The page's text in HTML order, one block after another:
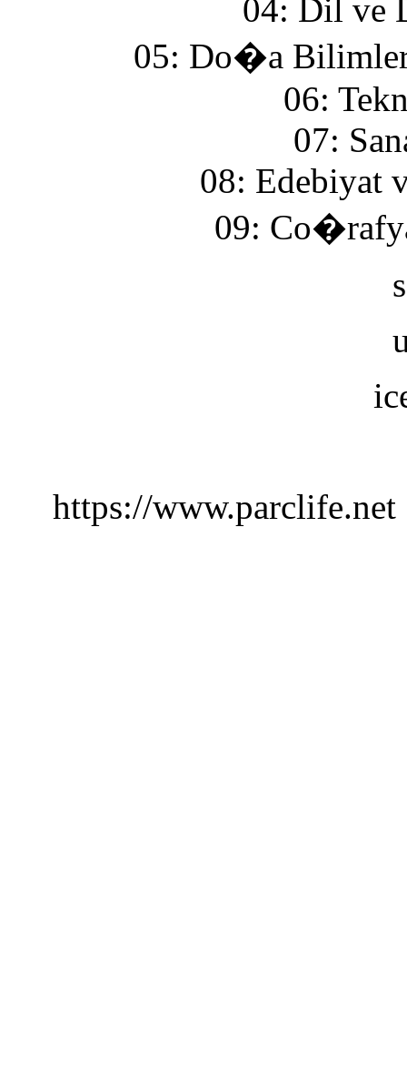
04: Dil ve
05: Do�a
06:
07:
08: Edebiyat
09:
https://www.parclife.net